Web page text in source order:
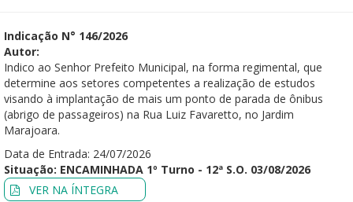
Indicação N° 146/2026
Autor:
Indico ao Senhor Prefeito Municipal, na forma regimental, que
determine aos setores competentes a realização de estudos
visando à implantação de mais um ponto de parada de ônibus
(abrigo de passageiros) na Rua Luiz Favaretto, no Jardim
Marajoara.
Data de Entrada: 24/07/2026
Situação: ENCAMINHADA 1º Turno - 12ª S.O. 03/08/2026
VER NA ÍNTEGRA